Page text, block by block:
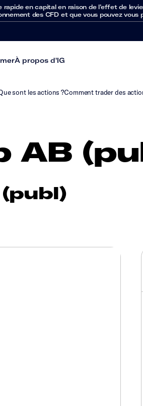
en capital en raison de l’effet de
des CFD et que vous pouvez
À propos d'IG
sont les actions ?Comment trader des
AB